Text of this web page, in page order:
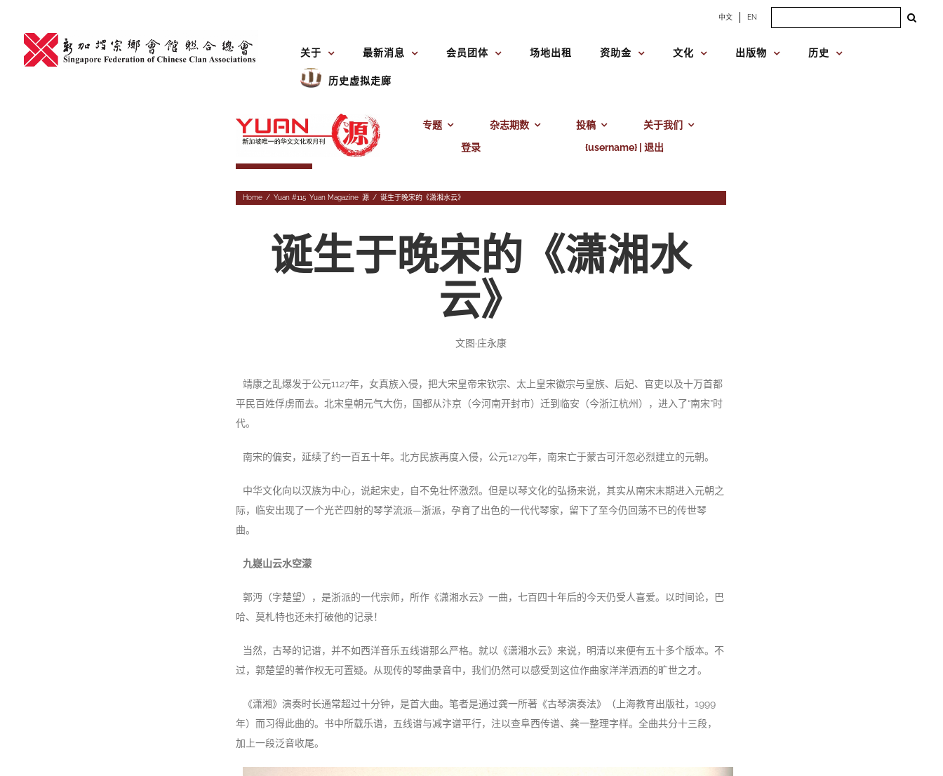
content
中文 EN
关于
最新消息 会员团体 场地出租 资助金 文化 出版物 历史
历史虚拟走廊
专题 杂志期数 投稿
关于我们
登录
{username} | 退出
Home / Yuan #115, Yuan Magazine, 源 / 诞生于晚宋的《潇湘水云》
诞生于晚宋的《潇湘水
云》
文图·庄永康
靖康之乱爆发于公元1127年，女真族入侵，把大宋皇帝宋钦宗、太上皇宋徽宗与皇族、后妃、官吏以及十万首都
平民百姓俘虏而去。北宋皇朝元气大伤，国都从汴京（今河南开封市）迁到临安（今浙江杭州），进入了“南宋”时
代。
南宋的偏安，延续了约一百五十年。北方民族再度入侵，公元1279年，南宋亡于蒙古可汗忽必烈建立的元朝。
中华文化向以汉族为中心，说起宋史，自不免壮怀激烈。但是以琴文化的弘扬来说，其实从南宋末期进入元朝之
际，临安出现了一个光芒四射的琴学流派—浙派，孕育了出色的一代代琴家，留下了至今仍回荡不已的传世琴
曲。
九嶷山云水空濛
郭沔（字楚望），是浙派的一代宗师，所作《潇湘水云》一曲，七百四十年后的今天仍受人喜爱。以时间论，巴
哈、莫札特也还未打破他的记录！
当然，古琴的记谱，并不如西洋音乐五线谱那么严格。就以《潇湘水云》来说，明清以来便有五十多个版本。不
过，郭楚望的著作权无可置疑。从现传的琴曲录音中，我们仍然可以感受到这位作曲家洋洋洒洒的旷世之才。
《潇湘》演奏时长通常超过十分钟，是首大曲。笔者是通过龚一所著《古琴演奏法》（上海教育出版社，1999
年）而习得此曲的。书中所载乐谱，五线谱与减字谱平行，注以查阜西传谱、龚一整理字样。全曲共分十三段，
加上一段泛音收尾。